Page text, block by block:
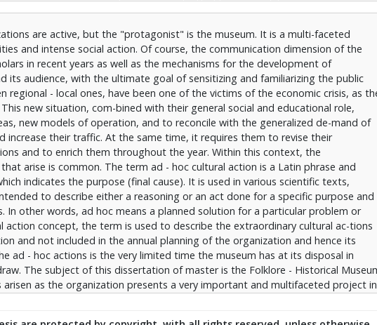
την επικοινωνιακή στρατηγική που θα χαράξει. Αντικείμενο μελέτης
το Λαογραφικό – Ιστορικό Μουσείο Ξάνθης. Η επιλογή του συγκεκριμένου
πολύ σημαντικό και πολύπλευρο έργο στην κοινωνία της
απήχηση. Σκοπός λοιπόν της παρούσας εργασίας είναι να ανακαλύψει τις
οργανισμού και να σχεδιάσει σύμφωνα με αυτές έναν πρότυπο
ad - hoc πολιτιστικές δράσεις, προσφέροντας έτσι στην διοίκηση του
για την επικοινωνιακή πολιτική του.
are active, but the "protagonist" is the museum. It is a multi-faceted
and intense social action. Of course, the communication dimension of the
in recent years as well as the mechanisms for the development of
its audience, with the ultimate goal of sensitizing and familiarizing the public
regional - local ones, have been one of the victims of the economic crisis, as
new situation, com-bined with their general social and educational role,
new models of operation, and to reconcile with the generalized de-mand of
increase their traffic. At the same time, it requires them to revise their
and to enrich them throughout the year. Within this context, the
arise is common. The term ad - hoc cultural action is a Latin phrase and
indicates the purpose (final cause). It is used in various scientific texts,
to describe either a reasoning or an act done for a specific purpose and
In other words, ad hoc means a planned solution for a particular problem or
action concept, the term is used to describe the extraordinary cultural ac-tions
and not included in the annual planning of the organization and hence its
ad - hoc actions is the very limited time the museum has at its disposal in
The subject of this dissertation of master is the Folklore - Historical
as the organization presents a very important and multifaceted project in